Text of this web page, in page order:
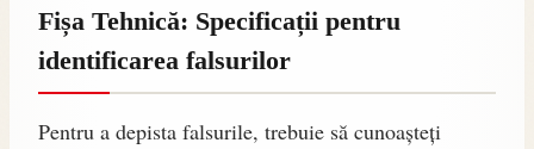
Fișa Tehnică: Specificații pentru
identificarea falsurilor
Pentru a depista falsurile, trebuie să cunoașteți